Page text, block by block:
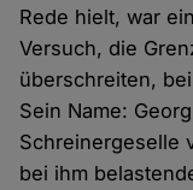
Rede hielt, war
Versuch, die
überschreiten,
Sein Name:
Schreinergeselle
bei ihm